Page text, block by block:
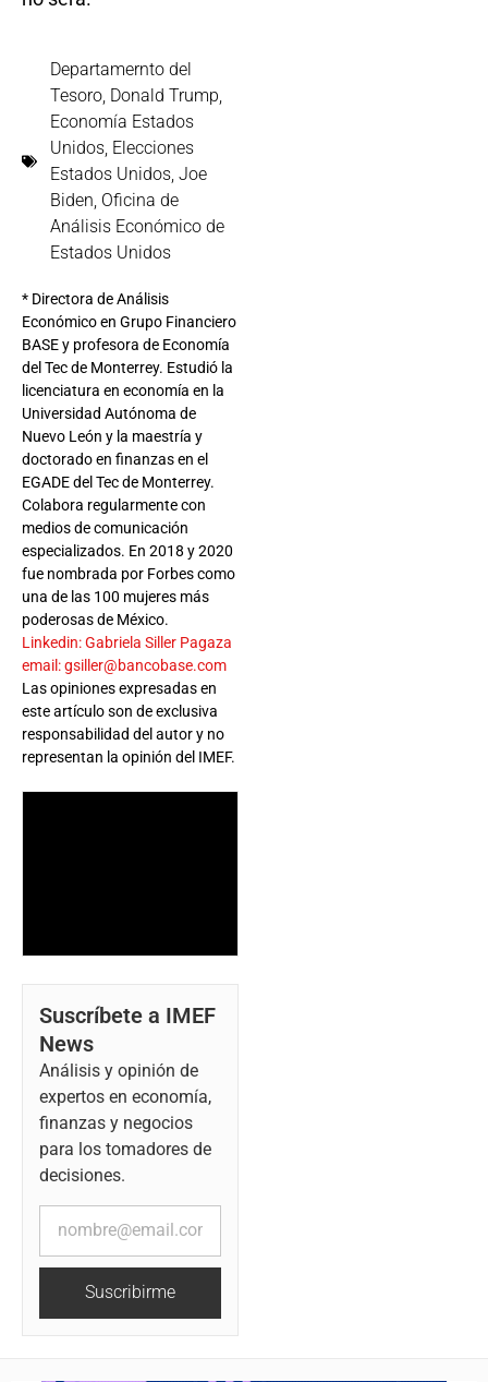
Departamernto del
Tesoro, Donald Trump,
Economía Estados
Unidos, Elecciones
Estados Unidos, Joe
Biden, Oficina de
Análisis Económico de
Estados Unidos
* Directora de Análisis
Económico en Grupo Financiero
BASE y profesora de Economía
del Tec de Monterrey. Estudió la
licenciatura en economía en la
Universidad Autónoma de
Nuevo León y la maestría y
doctorado en finanzas en el
EGADE del Tec de Monterrey.
Colabora regularmente con
medios de comunicación
especializados. En 2018 y 2020
fue nombrada por Forbes como
una de las 100 mujeres más
poderosas de México.
Linkedin: Gabriela Siller Pagaza
email: gsiller@bancobase.com
Las opiniones expresadas en
este artículo son de exclusiva
responsabilidad del autor y no
representan la opinión del IMEF.
Suscríbete a IMEF
News
Análisis y opinión de
expertos en economía,
finanzas y negocios
para los tomadores de
decisiones.
Suscribirme